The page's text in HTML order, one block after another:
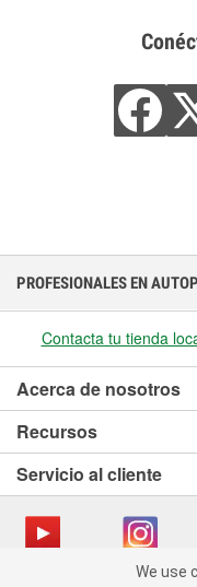
We use cookies on our
PROFESIONALES EN
Contacta tu tienda
Acerca de nosotros
Recursos
Servicio al cliente
We use